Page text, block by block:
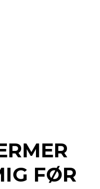
FØR